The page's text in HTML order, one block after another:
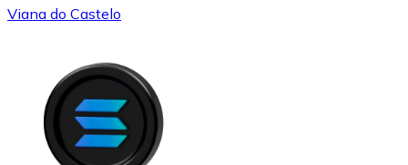
Viana do Castelo